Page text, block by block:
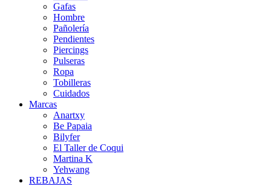
Gafas
Hombre
Pañolería
Pendientes
Piercings
Pulseras
Ropa
Tobilleras
Cuidados
Marcas
Anartxy
Be Papaia
Bilyfer
El Taller de Coqui
Martina K
Yehwang
REBAJAS